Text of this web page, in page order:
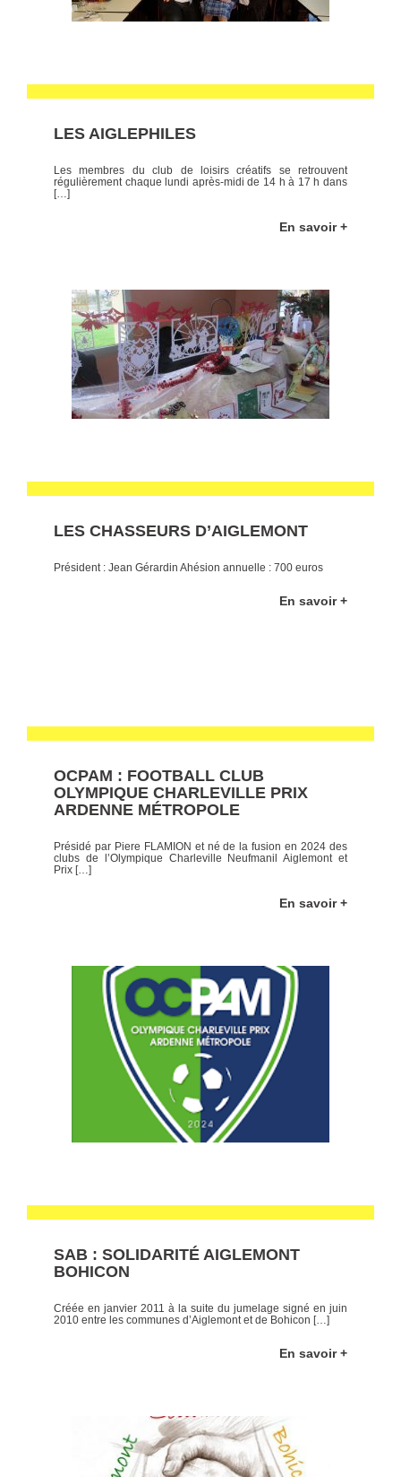
LES AIGLEPHILES
Les membres du club de loisirs créatifs se retrouvent
régulièrement chaque lundi après-midi de 14 h à 17 h dans
[…]
En savoir +
LES CHASSEURS D’AIGLEMONT
Président : Jean Gérardin Ahésion annuelle : 700 euros
En savoir +
OCPAM : FOOTBALL CLUB
OLYMPIQUE CHARLEVILLE PRIX
ARDENNE MÉTROPOLE
Présidé par Piere FLAMION et né de la fusion en 2024 des
clubs de l’Olympique Charleville Neufmanil Aiglemont et
Prix […]
En savoir +
SAB : SOLIDARITÉ AIGLEMONT
BOHICON
Créée en janvier 2011 à la suite du jumelage signé en juin
2010 entre les communes d’Aiglemont et de Bohicon […]
En savoir +